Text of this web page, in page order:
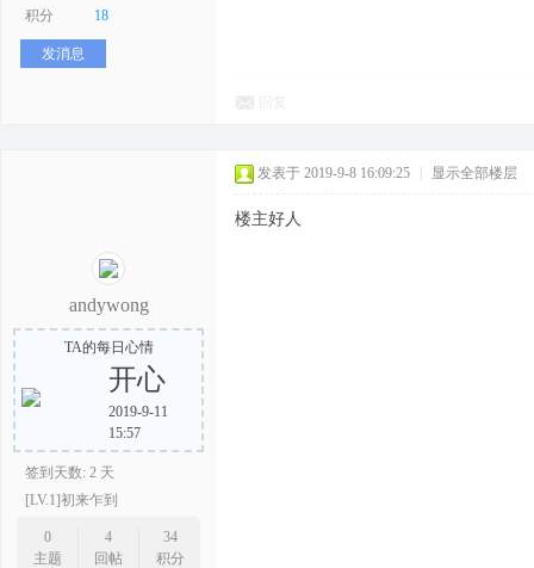
积分 18
发消息
andywong
TA的每日心情
开心
2019-9-11
15:57
签到天数: 2 天
[LV.1]初来乍到
0
主题
4
回帖
34
积分
发表于 2019-9-8 16:09:25 显示全部楼层
楼主好人